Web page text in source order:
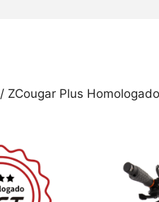
/ ZCougar Plus